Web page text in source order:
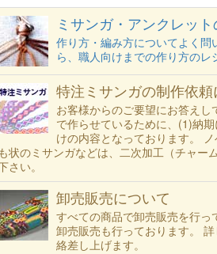
ミサンガ・アンクレッ
作り方・編み方についてよく
ら、職人向けまでの作り方のレ
特注ミサンガの制作依頼
お客様からのご要望にお答え
で作らせているために、(1)納
けの内容となっております。
も状のミサンガなどは、二次加工（チャー
さい。
卸売販売について
すべての商品で卸売販売を行っ
卸売販売も行っております。
絡差し上げます。